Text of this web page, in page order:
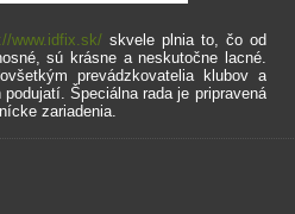
www.idfix.sk/ skvele plnia to, čo od
sú krásne a neskutočne lacné.
prevádzkovatelia klubov a
Špeciálna rada je pripravená
zariadenia.